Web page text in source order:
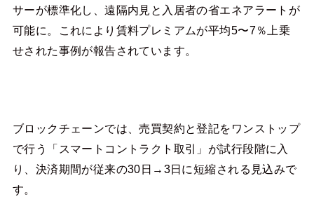
サーが標準化し、遠隔内見と入居者の省エネアラートが
可能に。これにより賃料プレミアムが平均5〜7％上乗
せされた事例が報告されています。
ブロックチェーンでは、売買契約と登記をワンストップ
で行う「スマートコントラクト取引」が試行段階に入
り、決済期間が従来の30日→3日に短縮される見込みで
す。